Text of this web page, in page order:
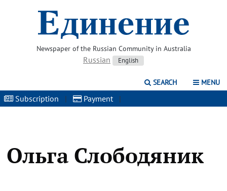
Newspaper of the Russian Community in Australia
Russian English
SEARCH MENU
Subscription | Payment |
Ольга Слободяник